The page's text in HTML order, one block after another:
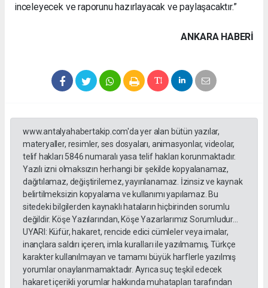
inceleyecek ve raporunu hazırlayacak ve paylaşacaktır.”
ANKARA HABERİ
www.antalyahabertakip.com'da yer alan bütün yazılar,
materyaller, resimler, ses dosyaları, animasyonlar, videolar,
telif hakları 5846 numaralı yasa telif hakları korunmaktadır.
Yazılı izni olmaksızın herhangi bir şekilde kopyalanamaz,
dağıtılamaz, değiştirilemez, yayınlanamaz. İzinsiz ve kaynak
belirtilmeksizin kopyalama ve kullanımı yapılamaz. Bu
sitedeki bilgilerden kaynaklı hataların hiçbirinden sorumlu
değildir. Köşe Yazılarından, Köşe Yazarlarımız Sorumludur...
UYARI: Küfür, hakaret, rencide edici cümleler veya imalar,
inançlara saldırı içeren, imla kuralları ile yazılmamış, Türkçe
karakter kullanılmayan ve tamamı büyük harflerle yazılmış
yorumlar onaylanmamaktadır. Ayrıca suç teşkil edecek
hakaret içerikli yorumlar hakkında muhatapları tarafından